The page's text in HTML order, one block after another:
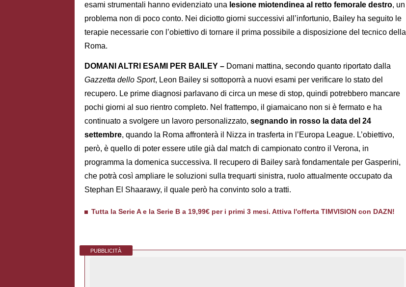
esami strumentali hanno evidenziato una lesione miotendinea al retto femorale destro, un
problema non di poco conto. Nei diciotto giorni successivi all’infortunio, Bailey ha seguito le
terapie necessarie con l’obiettivo di tornare il prima possibile a disposizione del tecnico della
Roma.
DOMANI ALTRI ESAMI PER BAILEY – Domani mattina, secondo quanto riportato dalla
Gazzetta dello Sport, Leon Bailey si sottoporrà a nuovi esami per verificare lo stato del
recupero. Le prime diagnosi parlavano di circa un mese di stop, quindi potrebbero mancare
pochi giorni al suo rientro completo. Nel frattempo, il giamaicano non si è fermato e ha
continuato a svolgere un lavoro personalizzato, segnando in rosso la data del 24
settembre, quando la Roma affronterà il Nizza in trasferta in l’Europa League. L’obiettivo,
però, è quello di poter essere utile già dal match di campionato contro il Verona, in
programma la domenica successiva. Il recupero di Bailey sarà fondamentale per Gasperini,
che potrà così ampliare le soluzioni sulla trequarti sinistra, ruolo attualmente occupato da
Stephan El Shaarawy, il quale però ha convinto solo a tratti.
Tutta la Serie A e la Serie B a 19,99€ per i primi 3 mesi. Attiva l'offerta TIMVISION con DAZN!
PUBBLICITÀ